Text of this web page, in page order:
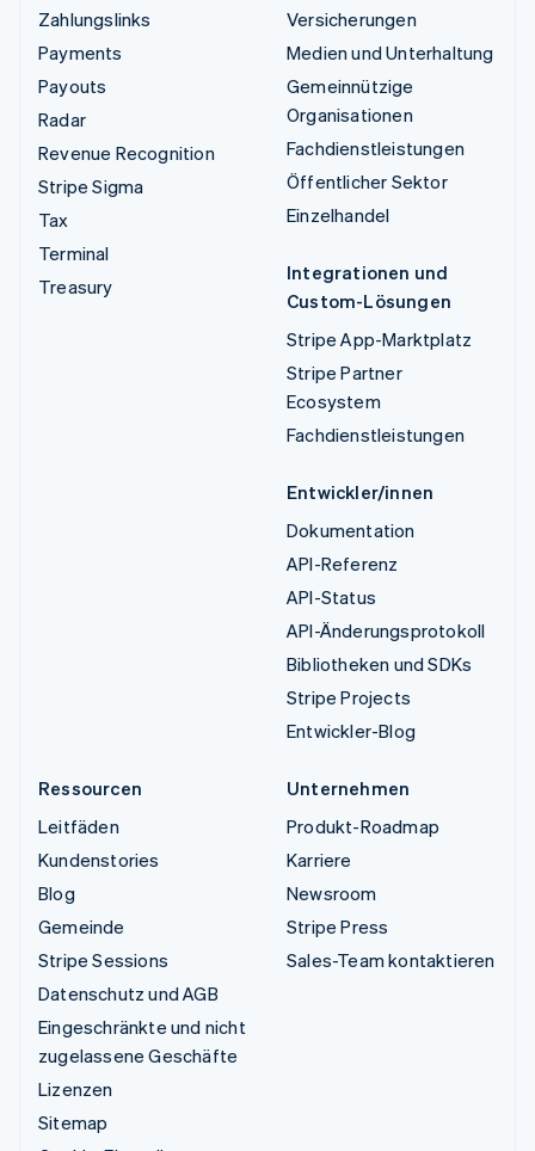
Zahlungslinks
Payments
Payouts
Radar
Revenue Recognition
Stripe Sigma
Tax
Terminal
Treasury
Versicherungen
Medien und Unterhaltung
Gemeinnützige
Organisationen
Fachdienstleistungen
Öffentlicher Sektor
Einzelhandel
Integrationen und
Custom-Lösungen
Stripe App-Marktplatz
Stripe Partner
Ecosystem
Fachdienstleistungen
Entwickler/innen
Dokumentation
API-Referenz
API-Status
API-Änderungsprotokoll
Bibliotheken und SDKs
Stripe Projects
Entwickler-Blog
Ressourcen
Leitfäden
Kundenstories
Blog
Gemeinde
Stripe Sessions
Datenschutz und AGB
Eingeschränkte und nicht
zugelassene Geschäfte
Lizenzen
Sitemap
Unternehmen
Produkt-Roadmap
Karriere
Newsroom
Stripe Press
Sales-Team kontaktieren